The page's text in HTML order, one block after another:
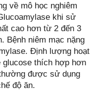
về mô học nghiêm
khi sử
cao hơn từ 2 đến 3
Bệnh niêm mạc nặng
Định lượng hoạt
glucose thích hợp hơn
được sử dụng
độ ăn.